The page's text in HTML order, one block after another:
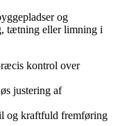
og
tætning eller limning i
kontrol over
justering af
og kraftfuld fremføring